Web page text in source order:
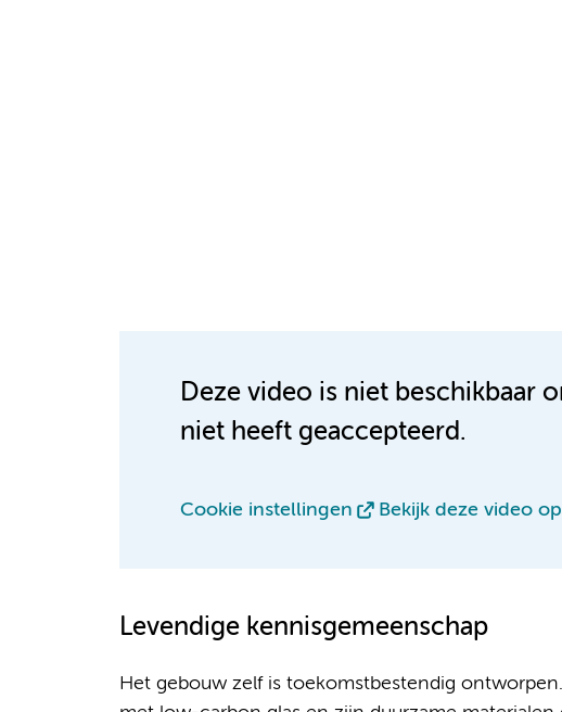
Deze video is niet beschikbaar
niet heeft geaccepteerd.
Cookie instellingen Bekijk deze video
Levendige kennisgemeenschap
Het gebouw zelf is toekomstbestendig